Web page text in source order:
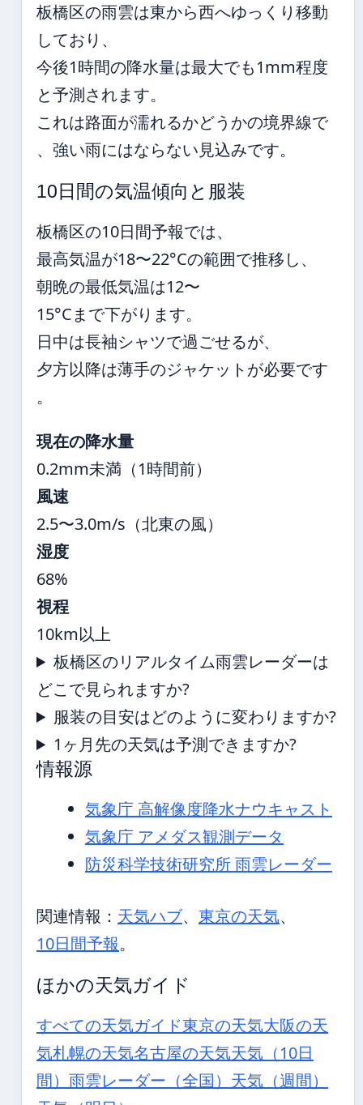
板橋区の雨雲は東から西へゆっくり移動
しており、
今後1時間の降水量は最大でも1mm程度
と予測されます。
これは路面が濡れるかどうかの境界線で
、強い雨にはならない見込みです。
10日間の気温傾向と服装
板橋区の10日間予報では、
最高気温が18〜22°Cの範囲で推移し、
朝晩の最低気温は12〜
15°Cまで下がります。
日中は長袖シャツで過ごせるが、
夕方以降は薄手のジャケットが必要です
。
現在の降水量
0.2mm未満（1時間前）
風速
2.5〜3.0m/s（北東の風）
湿度
68%
視程
10km以上
板橋区のリアルタイム雨雲レーダーは
どこで見られますか?
服装の目安はどのように変わりますか?
1ヶ月先の天気は予測できますか?
情報源
気象庁 高解像度降水ナウキャスト
気象庁 アメダス観測データ
防災科学技術研究所 雨雲レーダー
関連情報： 天気ハブ、 東京の天気、
10日間予報。
ほかの天気ガイド
すべての天気ガイド東京の天気大阪の天
気札幌の天気名古屋の天気天気（10日
間） 雨雲レーダー（全国） 天気（週間）